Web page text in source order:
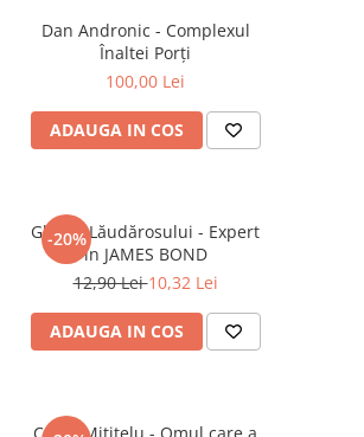
Dan Andronic - Complexul
Înaltei Porți
100,00 Lei
ADAUGA IN COS
-20%
Ghidul Lăudărosului - Expert
în JAMES BOND
12,90 Lei10,32 Lei
ADAUGA IN COS